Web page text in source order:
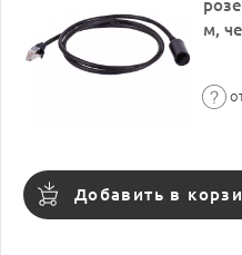
м,
Добавить в